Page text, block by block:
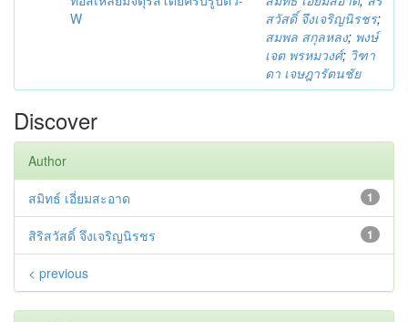
W
สวัสดิ์ จึงเจริญนิรชร;
สมพล สกุลหลง; พงษ์
เจต พรหมวงศ์; วิฑา
ดา เจษฎารัตนชัย
Discover
Author
1
สมิทธ์ เอี่ยมสะอาด
1
สิริสวัสดิ์ จึงเจริญนิรชร
< previous